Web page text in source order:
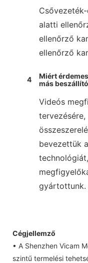
alatti
ellenőrző
ellenőrző
4
Miért
más
Videós
bevezettük
gyártottunk.
Cégjellemző
• A Shenzhen Vicam
szintű termelési